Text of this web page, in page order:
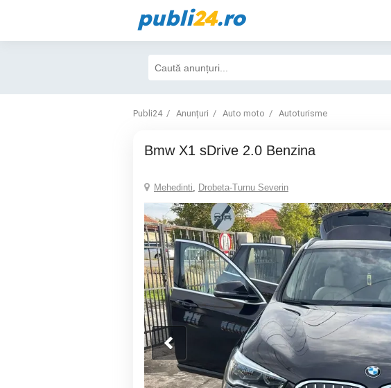
publi24.ro
Publi24 Anunțuri Auto moto Autoturisme
Bmw X1 sDrive 2.0 Benzina
Mehedinti, Drobeta-Turnu Severin